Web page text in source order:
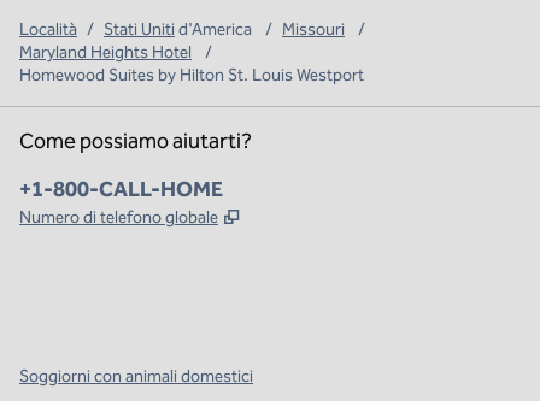
Località / Stati Uniti d'America / Missouri
/
Maryland Heights Hotel
/
Homewood Suites by Hilton St. Louis Westport
Come possiamo aiutarti?
Telefono:
+1-800-CALL-HOME
Numero di telefono globale ,
Soggiorni con animali domestici